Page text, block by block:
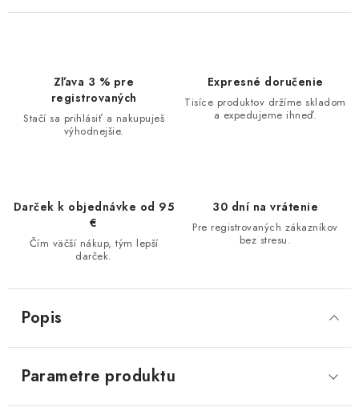
Zľava 3 % pre
registrovaných
Stačí sa prihlásiť a nakupuješ
výhodnejšie.
Expresné doručenie
Tisíce produktov držíme skladom
a expedujeme ihneď.
Darček k objednávke od 95
€
Čím väčší nákup, tým lepší
darček.
30 dní na vrátenie
Pre registrovaných zákazníkov
bez stresu.
Popis
Parametre produktu